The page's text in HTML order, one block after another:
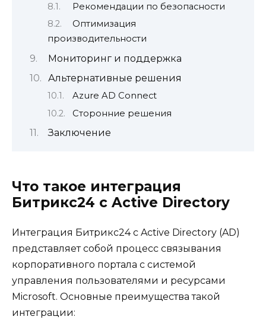
Рекомендации по безопасности
Оптимизация
производительности
Мониторинг и поддержка
Альтернативные решения
Azure AD Connect
Сторонние решения
Заключение
Что такое интеграция
Битрикс24 с Active Directory
Интеграция Битрикс24 с Active Directory (AD)
представляет собой процесс связывания
корпоративного портала с системой
управления пользователями и ресурсами
Microsoft. Основные преимущества такой
интеграции: